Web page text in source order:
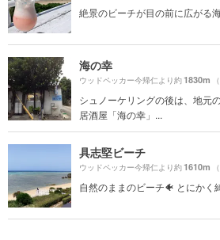
絶景のビーチが目の前に広がる
海の幸
ウッドペッカー今帰仁より約1830m
シュノーケリングの後は、地元
居酒屋「海の幸」...
具志堅ビーチ
ウッドペッカー今帰仁より約1610m
自然のままのビーチ🐠 とにかく